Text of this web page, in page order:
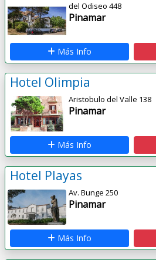
del Odiseo 448
Pinamar
Más Info
Hotel Olimpia
Aristobulo del Valle 138
Pinamar
Más Info
Hotel Playas
Av. Bunge 250
Pinamar
Más Info